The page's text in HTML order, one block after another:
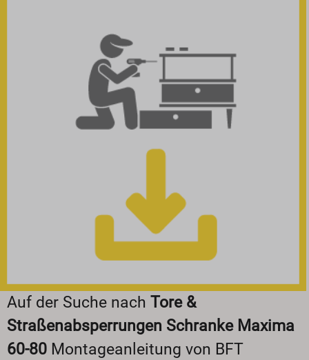
Auf der Suche nach Tore &
Straßenabsperrungen Schranke Maxima
60-80 Montageanleitung von BFT